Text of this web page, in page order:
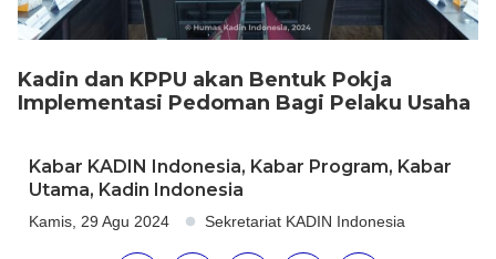
Kadin dan KPPU akan Bentuk Pokja
Implementasi Pedoman Bagi Pelaku Usaha
Kabar KADIN Indonesia, Kabar Program, Kabar
Utama, Kadin Indonesia
Kamis, 29 Agu 2024 Sekretariat KADIN Indonesia